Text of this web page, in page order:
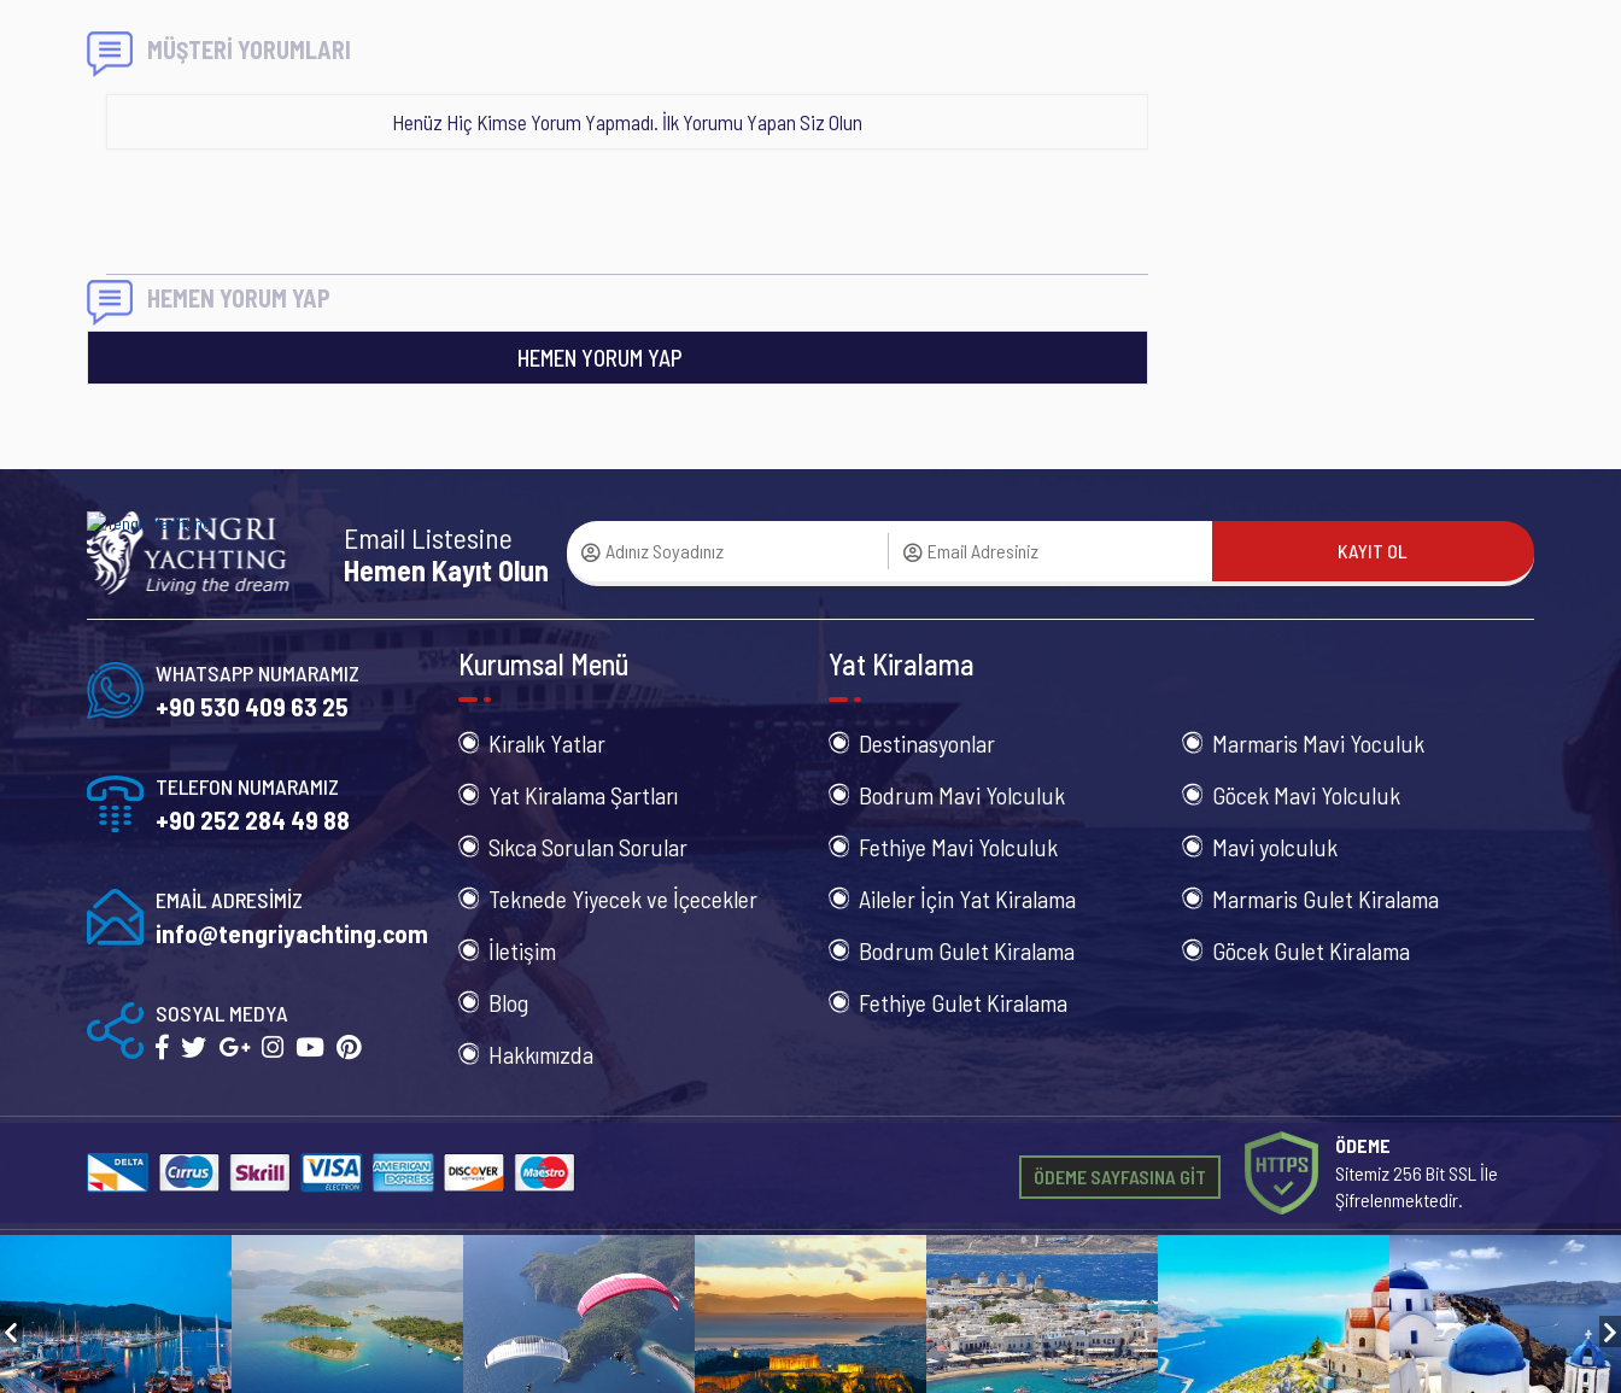
MÜŞTERİ YORUMLARI
Henüz Hiç Kimse Yorum Yapmadı. İlk Yorumu Yapan Siz Olun
HEMEN YORUM YAP
HEMEN YORUM YAP
Email Listesine
Hemen Kayıt Olun
KAYIT OL
WHATSAPP NUMARAMIZ
+90 530 409 63 25
TELEFON NUMARAMIZ
+90 252 284 49 88
EMAİL ADRESİMİZ
info@tengriyachting.com
SOSYAL MEDYA
Kurumsal Menü
Kiralık Yatlar
Yat Kiralama Şartları
Sıkca Sorulan Sorular
Teknede Yiyecek ve İçecekler
İletişim
Blog
Hakkımızda
Yat Kiralama
Destinasyonlar
Marmaris Mavi Yoculuk
Bodrum Mavi Yolculuk
Göcek Mavi Yolculuk
Fethiye Mavi Yolculuk
Mavi yolculuk
Aileler İçin Yat Kiralama
Marmaris Gulet Kiralama
Bodrum Gulet Kiralama
Göcek Gulet Kiralama
Fethiye Gulet Kiralama
ÖDEME
Sitemiz 256 Bit SSL İle
Şifrelenmektedir.
ÖDEME SAYFASINA GİT